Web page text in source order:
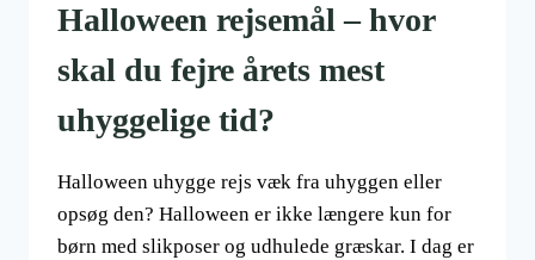
Halloween rejsemål – hvor
skal du fejre årets mest
uhyggelige tid?
Halloween uhygge rejs væk fra uhyggen eller
opsøg den? Halloween er ikke længere kun for
børn med slikposer og udhulede græskar. I dag er